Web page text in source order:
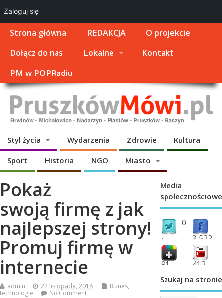
Strona główna REDAKCJA
O projekcie
Dołącz do nas
Lokalne
Kontakt
PM w POPRadiu
Styl życia Wydarzenia Zdrowie Kultura
Sport Historia NGO Miasto
Pokaż
swoją firmę z jak
najlepszej strony!
Promuj firmę w
internecie
admin 22 listopada, 2018 Biznes,
technologie
No Comment
Media
społecznościowe
0
followers 3,522
fans
91 412
Szukaj na stronie
Zaloguj się